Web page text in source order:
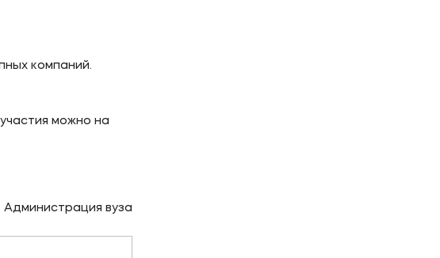
компаний.
можно на
Администрация вуза